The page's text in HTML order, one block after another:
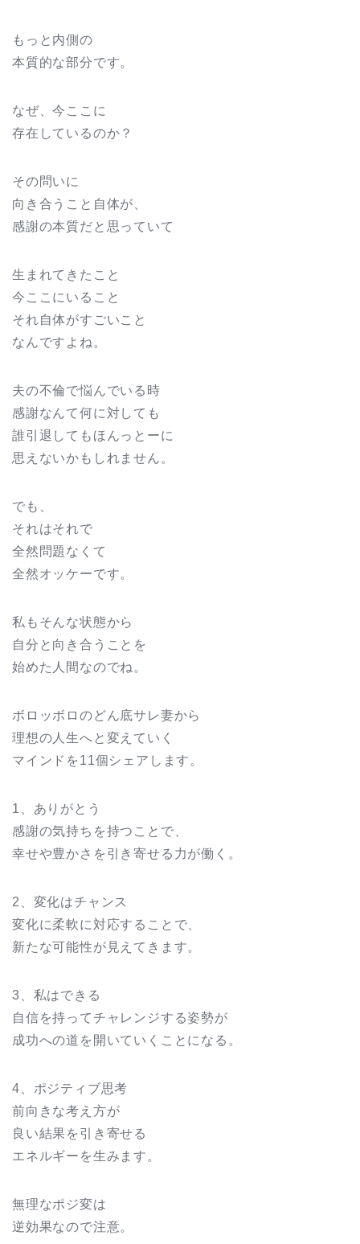
もっと内側の
本質的な部分です。
なぜ、今ここに
存在しているのか？
その問いに
向き合うこと自体が、
感謝の本質だと思っていて
生まれてきたこと
今ここにいること
それ自体がすごいこと
なんですよね。
夫の不倫で悩んでいる時
感謝なんて何に対しても
誰引退してもほんっとーに
思えないかもしれません。
でも、
それはそれで
全然問題なくて
全然オッケーです。
私もそんな状態から
自分と向き合うことを
始めた人間なのでね。
ボロッボロのどん底サレ妻から
理想の人生へと変えていく
マインドを11個シェアします。
1、ありがとう
感謝の気持ちを持つことで、
幸せや豊かさを引き寄せる力が働く。
2、変化はチャンス
変化に柔軟に対応することで、
新たな可能性が見えてきます。
3、私はできる
自信を持ってチャレンジする姿勢が
成功への道を開いていくことになる。
4、ポジティブ思考
前向きな考え方が
良い結果を引き寄せる
エネルギーを生みます。
無理なポジ変は
逆効果なので注意。